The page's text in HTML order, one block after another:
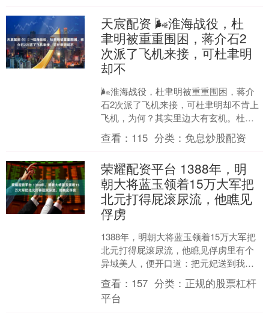
天宸配资 🌬淮海战役，杜
聿明被重重围困，蒋介石2
次派了飞机来接，可杜聿明
却不
🌬淮海战役，杜聿明被重重围困，蒋介
石2次派了飞机来接，可杜聿明却不肯上
飞机，为何？其实里边大有玄机。杜被
派往淮海之前，蒋召见他，明示：此
战，乃生死存亡之战。师生....
查看： 115 分类： 免息炒股配资
荣耀配资平台 1388年，明
朝大将蓝玉领着15万大军把
北元打得屁滚尿流，他瞧见
俘虏
1388年，明朝大将蓝玉领着15万大军把
北元打得屁滚尿流，他瞧见俘虏里有个
异域美人，便开口道：把元妃送到我营
帐里来，第二天蓝玉平淡地说：把我屋
里那女子拉出去埋了....
查看： 157 分类： 正规的股票杠杆
平台